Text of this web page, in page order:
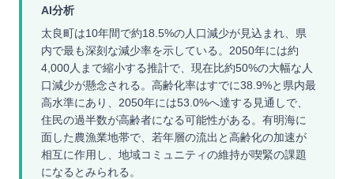
AI分析
太良町は10年間で約18.5%の人口減少が見込まれ、県
内で最も深刻な減少率を示している。2050年には約
4,000人まで縮小する推計で、現在比約50%の大幅な人
口減少が懸念される。高齢化率はすでに38.9%と県内最
高水準にあり、2050年には53.0%へ達する見通しで、
住民の過半数が高齢者になる可能性がある。有明海に
面した農漁業地帯で、若年層の流出と高齢化の加速が
相互に作用し、地域コミュニティの維持が喫緊の課題
になるとみられる。